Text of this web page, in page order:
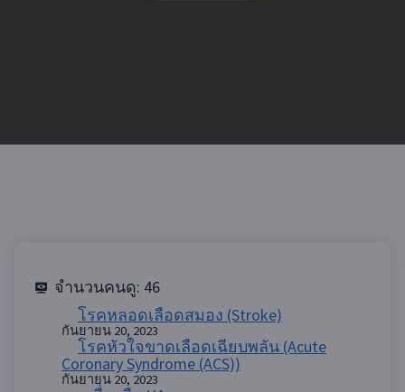
จำนวนคนดู: 46
โรคหลอดเลือดสมอง (Stroke)
กันยายน 20, 2023
โรคหัวใจขาดเลือดเฉียบพลัน (Acute
Coronary Syndrome (ACS))
กันยายน 20, 2023